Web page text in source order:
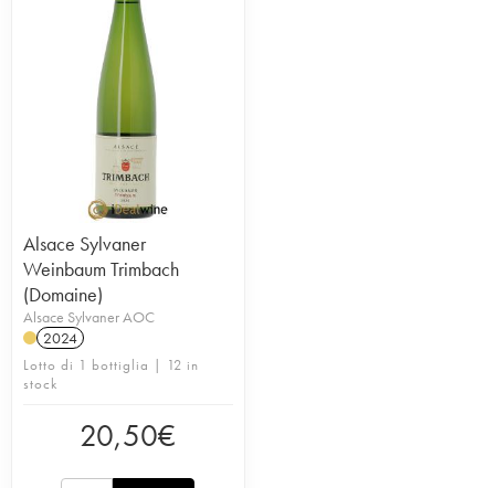
Alsace Sylvaner
Weinbaum Trimbach
(Domaine)
Alsace Sylvaner AOC
2024
Lotto di 1 bottiglia | 12 in
stock
20,50€